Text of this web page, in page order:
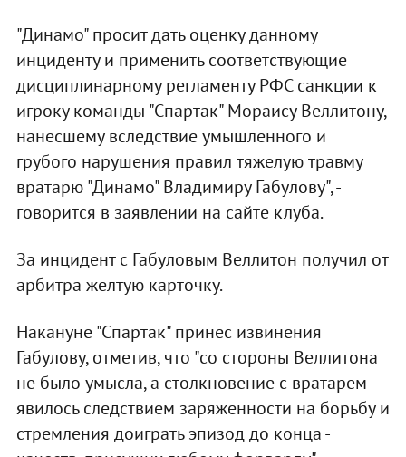
"Динамо" просит дать оценку данному
инциденту и применить соответствующие
дисциплинарному регламенту РФС санкции к
игроку команды "Спартак" Мораису Веллитону,
нанесшему вследствие умышленного и
грубого нарушения правил тяжелую травму
вратарю "Динамо" Владимиру Габулову", -
говорится в заявлении на сайте клуба.
За инцидент с Габуловым Веллитон получил от
арбитра желтую карточку.
Накануне "Спартак" принес извинения
Габулову, отметив, что "со стороны Веллитона
не было умысла, а столкновение с вратарем
явилось следствием заряженности на борьбу и
стремления доиграть эпизод до конца -